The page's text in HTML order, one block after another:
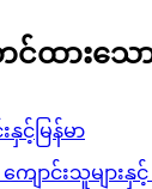
င်ထားသေ
နှင့်မြန်မာ
ကျောင်းသူများနှ